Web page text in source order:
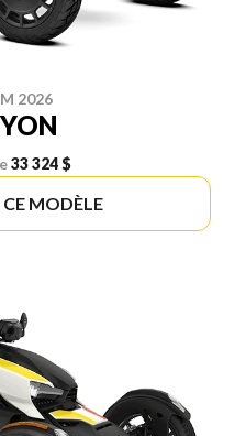
2026
33 324 $
MODÈLE